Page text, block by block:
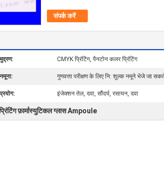
संपर्क करें
मुद्रण: CMYK प्रिंटिंग, पैनटोन कलर प्रिंटिंग
नमूना: गुणवत्ता परीक्षण के लिए नि: शुल्क नमूने भेजे जा
प्रयोग: इंजेक्शन तेल, दवा, सौंदर्य, रसायन, दवा
फ़ार्मास्युटिकल ग्लास Ampoule